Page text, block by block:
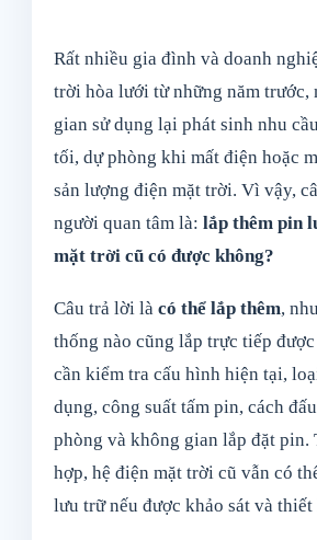
Rất nhiều gia đình và doanh
trời hòa lưới từ những năm trước,
gian sử dụng lại phát sinh nhu
tối, dự phòng khi mất điện hoặc
sản lượng điện mặt trời. Vì vậy,
người quan tâm là: lắp thêm pin
mặt trời cũ có được không?
Câu trả lời là có thể lắp thêm,
thống nào cũng lắp trực tiếp
cần kiểm tra cấu hình hiện tại,
dụng, công suất tấm pin, cách
phòng và không gian lắp đặt pin.
hợp, hệ điện mặt trời cũ vẫn có
lưu trữ nếu được khảo sát và